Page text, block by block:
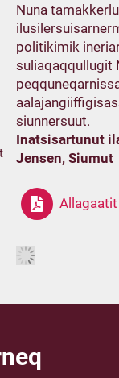
Nuna
politikimik
suliaqaqqullugit
siunnersuut.
Inatsisartunut
Jensen, Siumut
Allagaatit